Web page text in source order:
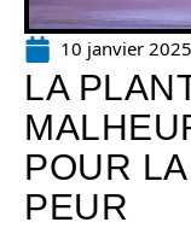
10 janvier 2025
LA
POUR
PEUR